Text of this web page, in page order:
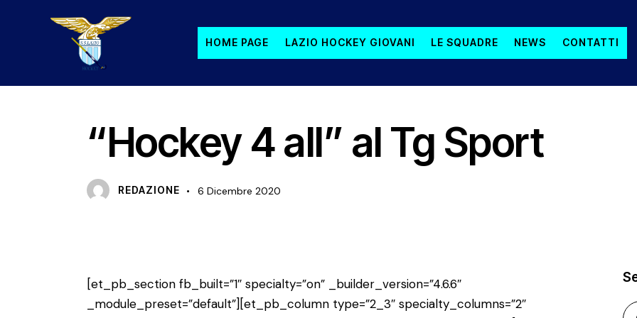
HOME PAGE LAZIO HOCKEY GIOVANI LE SQUADRE NEWS CONTATTI
“Hockey 4 all” al Tg Sport
REDAZIONE 6 Dicembre 2020
[et_pb_section fb_built=”1″ specialty=”on” _builder_version=”4.6.6″
_module_preset=”default”][et_pb_column type=”2_3″ specialty_columns=”2″